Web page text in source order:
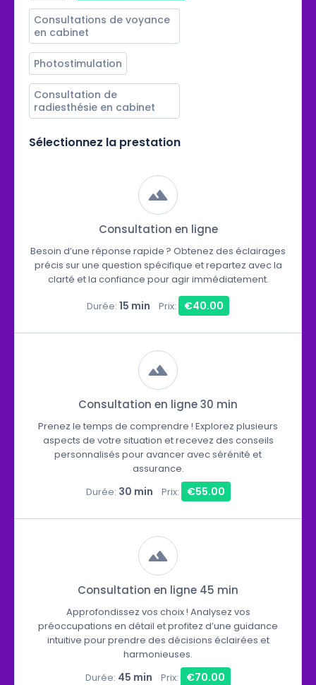
Consultations de voyance
en cabinet
Photostimulation
Consultation de
radiesthésie en cabinet
Sélectionnez la prestation
Consultation en ligne
Besoin d’une réponse rapide ? Obtenez des éclairages
précis sur une question spécifique et repartez avec la
clarté et la confiance pour agir immédiatement.
Durée: 15 min Prix: €40.00
Consultation en ligne 30 min
Prenez le temps de comprendre ! Explorez plusieurs
aspects de votre situation et recevez des conseils
personnalisés pour avancer avec sérénité et
assurance.
Durée: 30 min Prix: €55.00
Consultation en ligne 45 min
Approfondissez vos choix ! Analysez vos
préoccupations en détail et profitez d’une guidance
intuitive pour prendre des décisions éclairées et
harmonieuses.
Durée: 45 min Prix: €70.00